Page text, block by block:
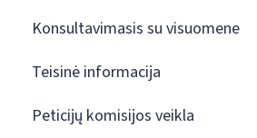
Konsultavimasis su visuomene
Teisinė informacija
Peticijų komisijos veikla